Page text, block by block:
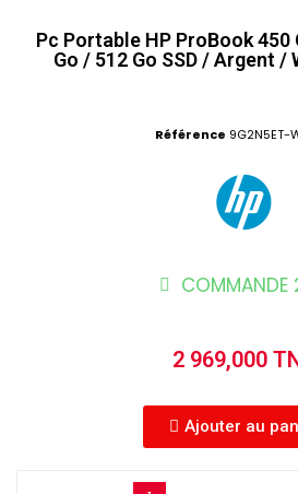
Pc Portable HP ProBook 450
Go / 512 Go SSD / Argent /
Référence 9G2N5ET-
COMMANDE
2 969,000
Ajouter au